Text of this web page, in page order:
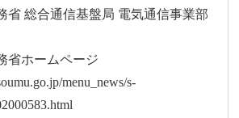
総合通信基盤局 電気通信事業部
ホームページ
menu_news/s-